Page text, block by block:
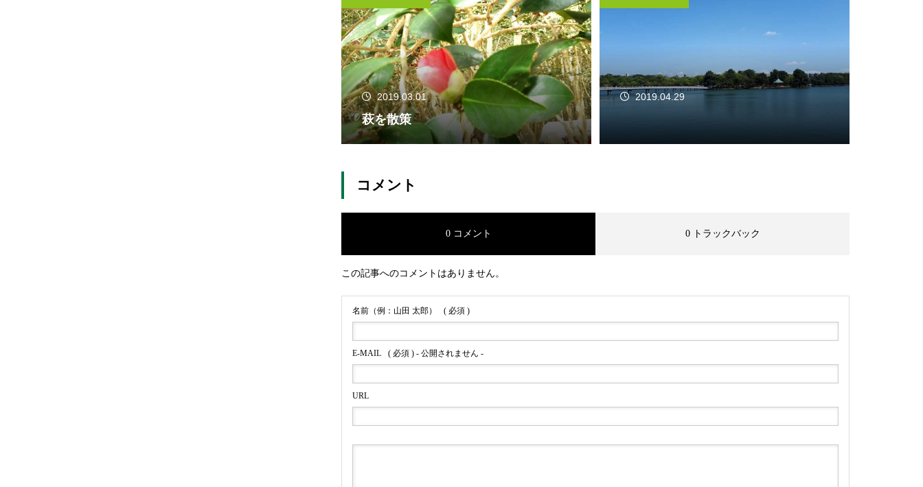
2019.03.01
萩を散策
2019.04.29
コメント
0 コメント 0 トラックバック
この記事へのコメントはありません。
名前（例：山田 太郎） ( 必須 )
E-MAIL ( 必須 ) - 公開されません -
URL